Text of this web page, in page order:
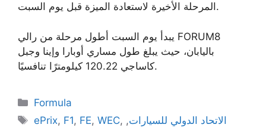
المرحلة الأخيرة لاستعادة الميزة قبل يوم السبت.
يبدأ يوم السبت أطول مرحلة من رالي FORUM8
باليابان، حيث يبلغ طول مساري أوبارا وإينا وجبل
كاساجي 120.22 كيلومترًا تنافسيًا.
Categories
Formula
Tags
ePrix, F1, FE,WEC, الاتحاد الدولي للسيارات,